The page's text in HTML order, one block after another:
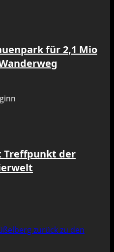
für 2,1 Mio
Treffpunkt der
zurück zu den